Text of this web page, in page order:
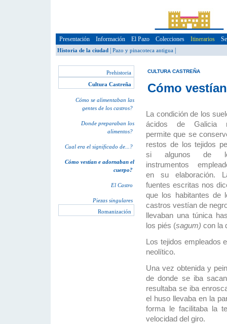
Presentación Información El Pazo Colecciones Itinerarios
Historia de la ciudad Pazo y pinacoteca antigua
Prehistoria
Cultura Castreña
Cómo se alimentaban las
gentes de los castros?
Donde preparaban los
alimentos?
Cual era el significado de...?
Cómo vestían e adornaban el
cuerpo?
El Castro
Piezas singulares
Romanización
CULTURA CASTREÑA
Cómo
La condición de los
ácidos de Galicia
permite que se
restos de los tejidos
si algunos de
instrumentos
en su elaboración.
fuentes escritas nos
que los habitantes de
castros vestían de
llevaban una túnica
los piés (sagum) con la
Los tejidos empleados
neolítico.
Una vez obtenida y
de donde se iba
resultaba se iba
el huso llevaba en la
forma le facilitaba la
velocidad del giro.